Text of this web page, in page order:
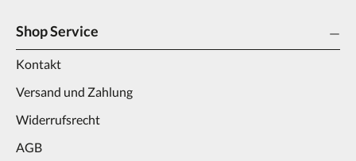
Shop Service
Kontakt
Versand und Zahlung
Widerrufsrecht
AGB